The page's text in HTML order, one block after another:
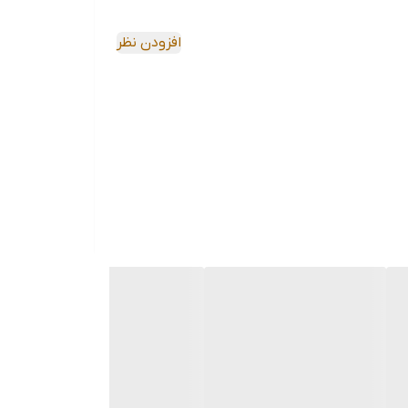
افزودن نظر